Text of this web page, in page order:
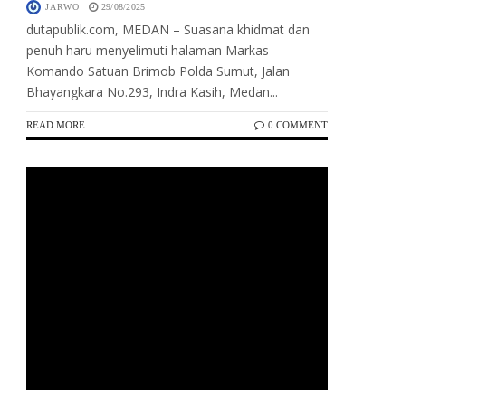
JARWO 29/08/2025
dutapublik.com, MEDAN – Suasana khidmat dan
penuh haru menyelimuti halaman Markas
Komando Satuan Brimob Polda Sumut, Jalan
Bhayangkara No.293, Indra Kasih, Medan...
READ MORE 0 COMMENT
Keterangan Gambar: Brigpol Jerico Pasaribu, S.H., M.H., Saat Kegiatan